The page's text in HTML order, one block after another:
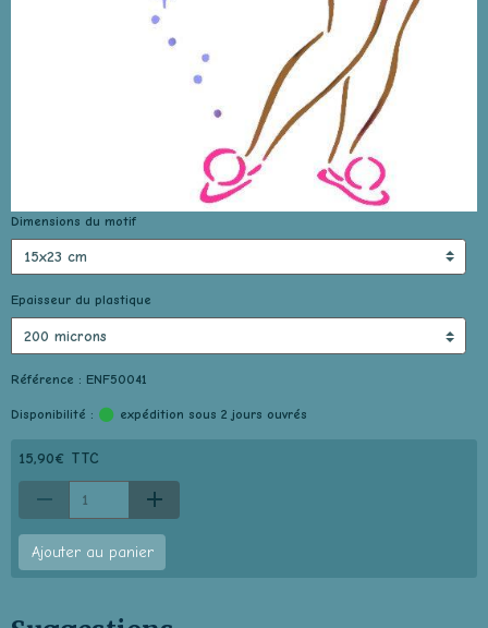
Dimensions du motif
Epaisseur du plastique
Référence : ENF50041
Disponibilité : expédition sous 2 jours ouvrés
15,90€ TTC
Ajouter au panier